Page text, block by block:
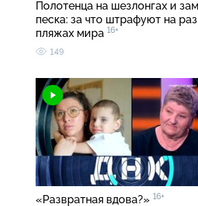
Полотенца на шезлонгах и
песка: за что штрафуют на
пляжах мира 16+
149
«Развратная вдова?» 16+